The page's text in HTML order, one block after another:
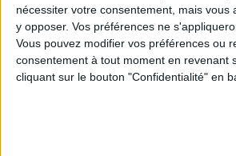
nécessiter votre consentement, mais vous
y opposer. Vos préférences ne
Vous pouvez modifier vos préférences ou
consentement à tout moment en revenant
cliquant sur le bouton "Confidentialité" en
https://www.eurex.fr/k4_19714086/